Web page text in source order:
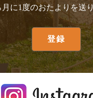
に1度のおたよりを送